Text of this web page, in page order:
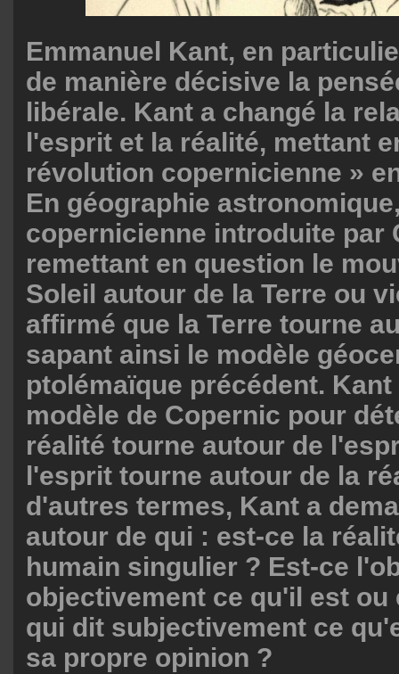
Emmanuel Kant, en
de manière décisive la
libérale. Kant a changé la
l'esprit et la réalité, mettant
révolution copernicienne »
En géographie
copernicienne introduite par
remettant en question le
Soleil autour de la Terre ou
affirmé que la Terre tourne
sapant ainsi le modèle
ptolémaïque précédent.
modèle de Copernic pour
réalité tourne autour de
l'esprit tourne autour de la
d'autres termes, Kant a
autour de qui : est-ce la
humain singulier ? Est-ce
objectivement ce qu'il est ou
qui dit subjectivement ce
sa propre opinion ?